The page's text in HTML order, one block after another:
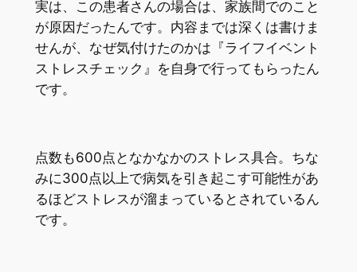
実は、この患者さんの場合は、家族間でのこと
が原因だったんです。内容までは深くは書けま
せんが、なぜ気付けたのかは『ライフイベント
ストレスチェック』を自身で行ってもらったん
です。
点数も600点となかなかのストレス具合。ちな
みに300点以上で病気を引き起こす可能性があ
るほどストレスが溜まっているとされているん
です。